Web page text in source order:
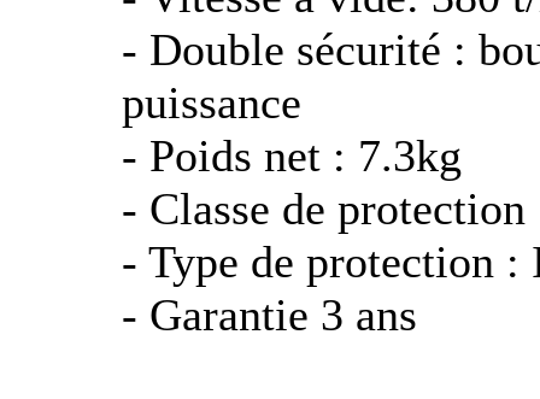
- Double sécurité :
puissance
- Poids net : 7.3kg
- Classe de
- Type de protection :
- Garantie 3 ans